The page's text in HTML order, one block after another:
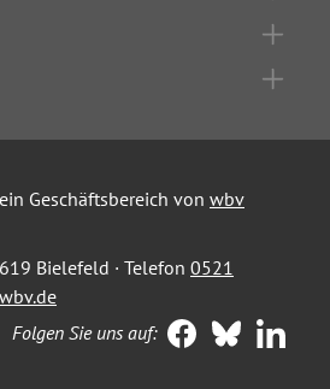
Geschäftsbereich von wbv
Bielefeld · Telefon 0521
Folgen Sie uns auf: